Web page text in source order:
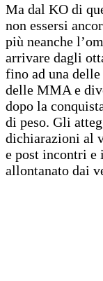
Ma dal KO di
non essersi
più neanche
arrivare dagli
fino ad una
delle MMA e
dopo la
di peso. Gli
dichiarazioni al
e post incontri e
allontanato dai